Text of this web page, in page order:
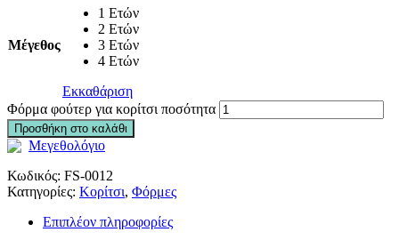
Μέγεθος
1 Ετών
2 Ετών
3 Ετών
4 Ετών
Εκκαθάριση
Φόρμα φούτερ για κορίτσι ποσότητα
Προσθήκη στο καλάθι
Μεγεθολόγιο
Κωδικός: FS-0012
Κατηγορίες: Κορίτσι, Φόρμες
Επιπλέον πληροφορίες